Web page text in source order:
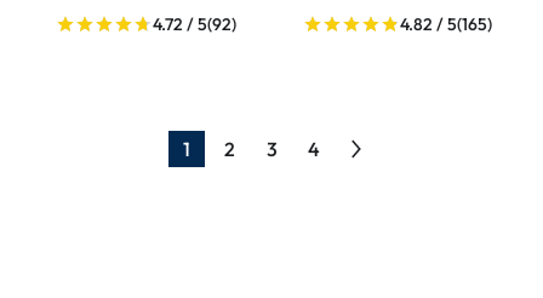
4.72 / 5(92) 4.82 / 5(165)
1 2 3 4